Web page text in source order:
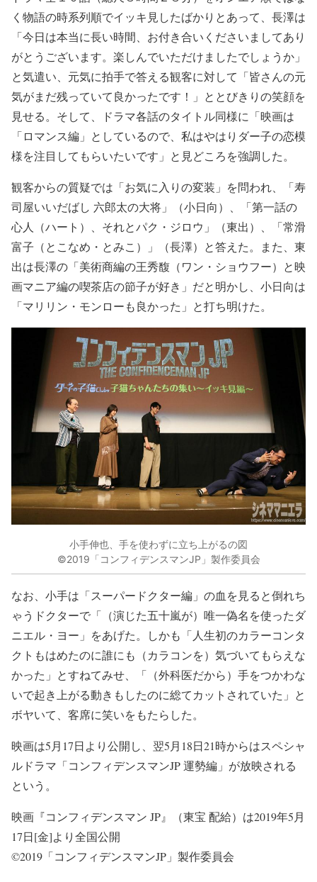
く物語の時系列順でイッキ見したばかりとあって、長澤は
「今日は本当に長い時間、お付き合いくださいましてあり
がとうございます。楽しんでいただけましたでしょうか」
と気遣い、元気に拍手で答える観客に対して「皆さんの元
気がまだ残っていて良かったです！」ととびきりの笑顔を
見せる。そして、ドラマ各話のタイトル同様に「映画は
「ロマンス編」としているので、私はやはりダー子の恋模
様を注目してもらいたいです」と見どころを強調した。
観客からの質疑では「お気に入りの変装」を問われ、「寿
司屋いいだばし 六郎太の大将」（小日向）、「第一話の
心人（ハート）、それとパク・ジロウ」（東出）、「常滑
富子（とこなめ・とみこ）」（長澤）と答えた。また、東
出は長澤の「美術商編の王秀馥（ワン・ショウフー）と映
画マニア編の喫茶店の節子が好き」だと明かし、小日向は
「マリリン・モンローも良かった」と打ち明けた。
小手伸也、手を使わずに立ち上がるの図
©2019「コンフィデンスマンJP」製作委員会
なお、小手は「スーパードクター編」の血を見ると倒れち
ゃうドクターで「（演じた五十嵐が）唯一偽名を使ったダ
ニエル・ヨー」をあげた。しかも「人生初のカラーコンタ
クトもはめたのに誰にも（カラコンを）気づいてもらえな
かった」とすねてみせ、「（外科医だから）手をつかわな
いで起き上がる動きもしたのに総てカットされていた」と
ボヤいて、客席に笑いをもたらした。
映画は5月17日より公開し、翌5月18日21時からはスペシャ
ルドラマ「コンフィデンスマンJP 運勢編」が放映される
という。
映画『コンフィデンスマン JP』（東宝 配給）は2019年5月
17日[金]より全国公開
©2019「コンフィデンスマンJP」製作委員会